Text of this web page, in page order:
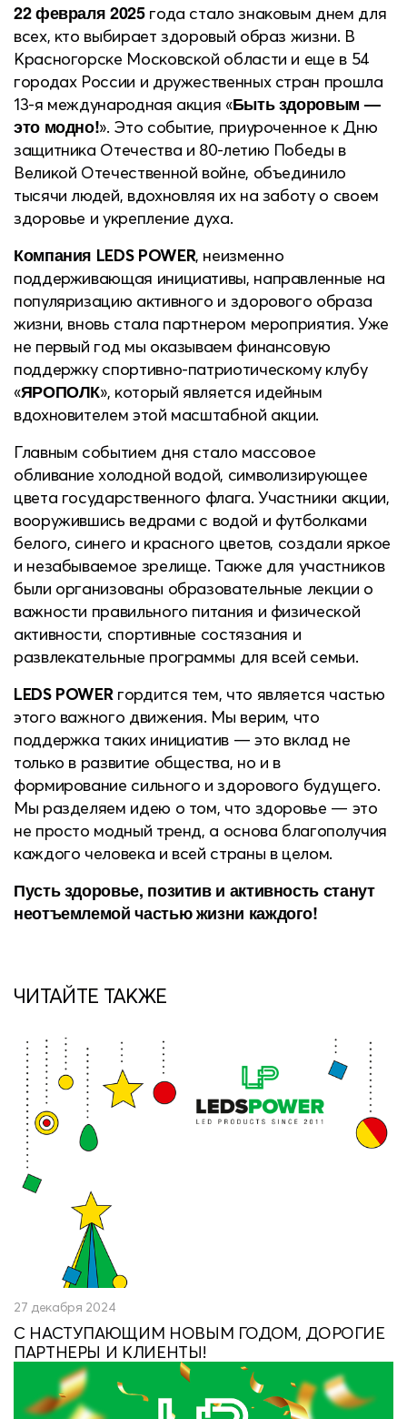
22 февраля 2025года стало знаковым днем для
всех, кто выбирает здоровый образ жизни. В
Красногорске Московской области и еще в 54
городах России и дружественных стран прошла
13-я международная акция «Быть здоровым —
это модно!». Это событие, приуроченное к Дню
защитника Отечества и 80-летию Победы в
Великой Отечественной войне, объединило
тысячи людей, вдохновляя их на заботу о своем
здоровье и укрепление духа.
Компания LEDS POWER, неизменно
поддерживающая инициативы, направленные на
популяризацию активного и здорового образа
жизни, вновь стала партнером мероприятия. Уже
не первый год мы оказываем финансовую
поддержку спортивно-патриотическому клубу
«ЯРОПОЛК», который является идейным
вдохновителем этой масштабной акции.
Главным событием дня стало массовое
обливание холодной водой, символизирующее
цвета государственного флага. Участники акции,
вооружившись ведрами с водой и футболками
белого, синего и красного цветов, создали яркое
и незабываемое зрелище. Также для участников
были организованы образовательные лекции о
важности правильного питания и физической
активности, спортивные состязания и
развлекательные программы для всей семьи.
LEDS POWER гордится тем, что является частью
этого важного движения. Мы верим, что
поддержка таких инициатив — это вклад не
только в развитие общества, но и в
формирование сильного и здорового будущего.
Мы разделяем идею о том, что здоровье — это
не просто модный тренд, а основа благополучия
каждого человека и всей страны в целом.
Пусть здоровье, позитив и активность станут
неотъемлемой частью жизни каждого!
ЧИТАЙТЕ ТАКЖЕ
27 декабря 2024
С НАСТУПАЮЩИМ НОВЫМ ГОДОМ, ДОРОГИЕ
ПАРТНЕРЫ И КЛИЕНТЫ!